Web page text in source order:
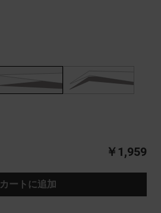
￥1,959
カートに追加